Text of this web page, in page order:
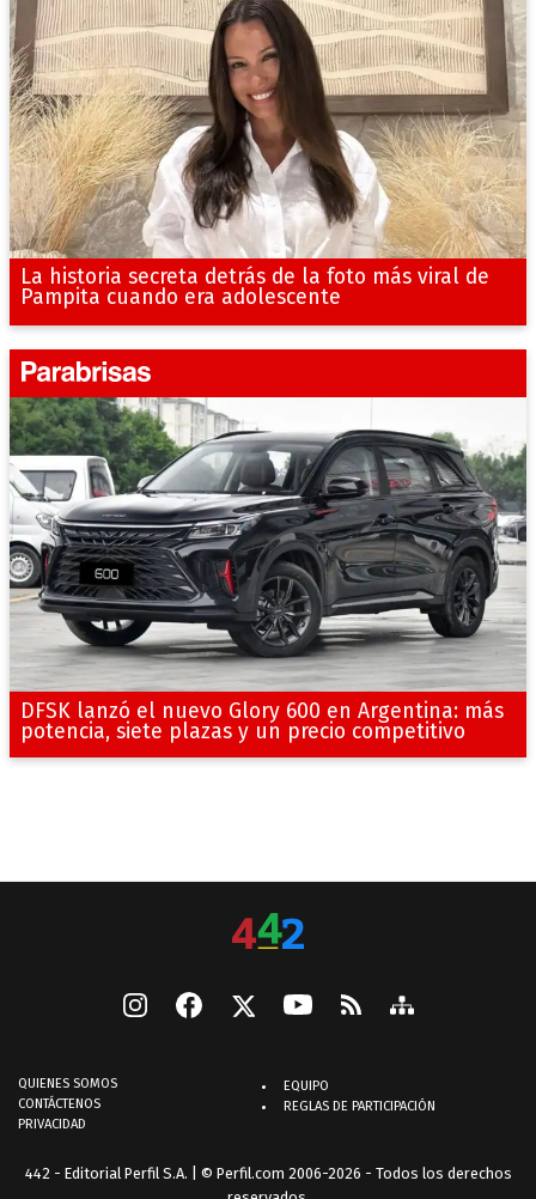
La historia secreta detrás de la foto más viral de
Pampita cuando era adolescente
DFSK lanzó el nuevo Glory 600 en Argentina: más
potencia, siete plazas y un precio competitivo
QUIENES SOMOS
CONTÁCTENOS
PRIVACIDAD
EQUIPO
REGLAS DE PARTICIPACIÓN
442 - Editorial Perfil S.A. | © Perfil.com 2006-2026 - Todos los derechos